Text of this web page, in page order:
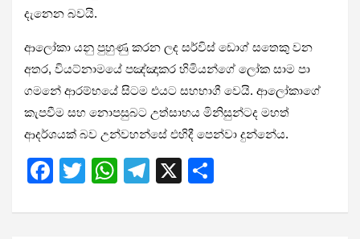
දැනෙන බවයි.
ආලෝකා යනු පුහුණු කරන ලද සර්විස් ඩොග් සතෙකු වන
අතර, වියට්නාමයේ පඤ්ඤාකර හිමියන්ගේ ලෝක සාම පා
ගමනේ ආරම්භයේ සිටම එයට සහභාගී වෙයි. ආලෝකාගේ
කැපවීම සහ නොපසුබට උත්සාහය මිනිසුන්ටද මහත්
ආදර්ශයක් බව උන්වහන්සේ එහිදී පෙන්වා දුන්නේය.
F
ce
T
tt
W
at
T
e
X
ar